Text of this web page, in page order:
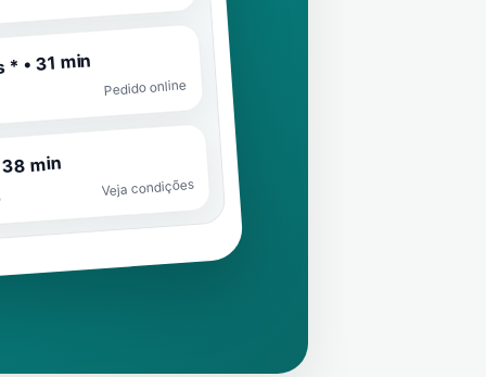
• 31 min
Pedido online
min
Veja condições